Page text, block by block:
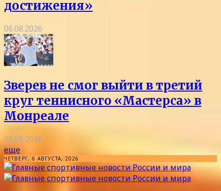
достижения»
06.08.2026
Зверев не смог выйти в третий
круг теннисного «Мастерса» в
Монреале
06.08.2026
еще
ЧЕТВЕРГ, 6 АВГУСТА, 2026